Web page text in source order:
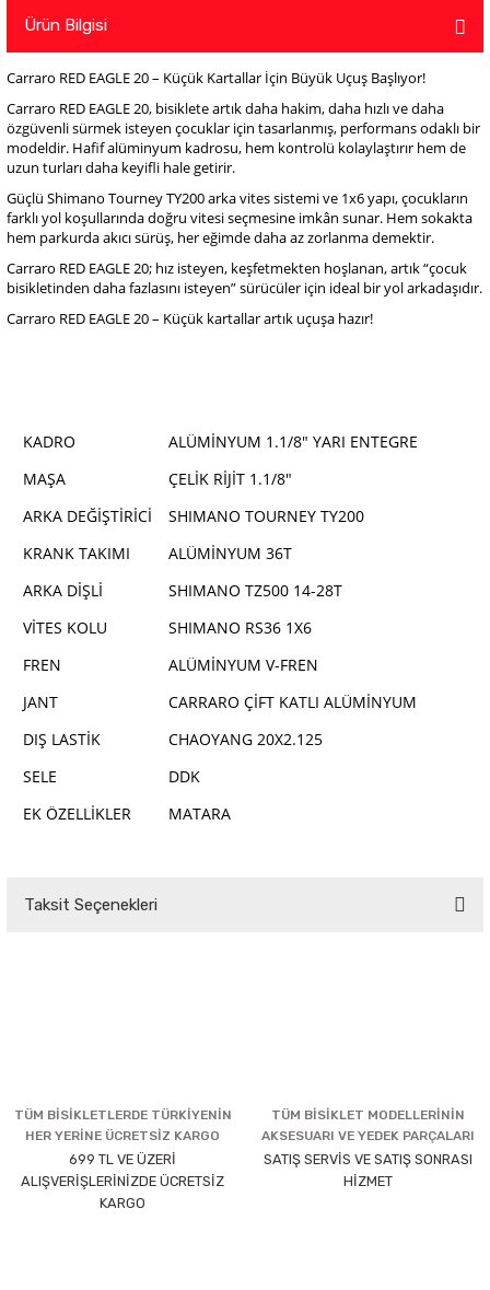
Ürün Bilgisi
Carraro RED EAGLE 20 – Küçük Kartallar İçin Büyük Uçuş Başlıyor!
Carraro RED EAGLE 20, bisiklete artık daha hakim, daha hızlı ve daha
özgüvenli sürmek isteyen çocuklar için tasarlanmış, performans odaklı bir
modeldir. Hafif alüminyum kadrosu, hem kontrolü kolaylaştırır hem de
uzun turları daha keyifli hale getirir.
Güçlü Shimano Tourney TY200 arka vites sistemi ve 1x6 yapı, çocukların
farklı yol koşullarında doğru vitesi seçmesine imkân sunar. Hem sokakta
hem parkurda akıcı sürüş, her eğimde daha az zorlanma demektir.
Carraro RED EAGLE 20; hız isteyen, keşfetmekten hoşlanan, artık “çocuk
bisikletinden daha fazlasını isteyen” sürücüler için ideal bir yol arkadaşıdır.
Carraro RED EAGLE 20 – Küçük kartallar artık uçuşa hazır!
KADRO
ALÜMİNYUM 1.1/8" YARI ENTEGRE
MAŞA
ÇELİK RİJİT 1.1/8"
ARKA DEĞİŞTİRİCİ
SHIMANO TOURNEY TY200
KRANK TAKIMI
ALÜMİNYUM 36T
ARKA DİŞLİ
SHIMANO TZ500 14-28T
VİTES KOLU
SHIMANO RS36 1X6
FREN
ALÜMİNYUM V-FREN
JANT
CARRARO ÇİFT KATLI ALÜMİNYUM
DIŞ LASTİK
CHAOYANG 20X2.125
SELE
DDK
EK ÖZELLİKLER
MATARA
Taksit Seçenekleri
TÜM BİSİKLETLERDE TÜRKİYENİN
HER YERİNE ÜCRETSİZ KARGO
699 TL VE ÜZERİ
ALIŞVERİŞLERİNİZDE ÜCRETSİZ
KARGO
TÜM BİSİKLET MODELLERİNİN
AKSESUARI VE YEDEK PARÇALARI
SATIŞ SERVİS VE SATIŞ SONRASI
HİZMET